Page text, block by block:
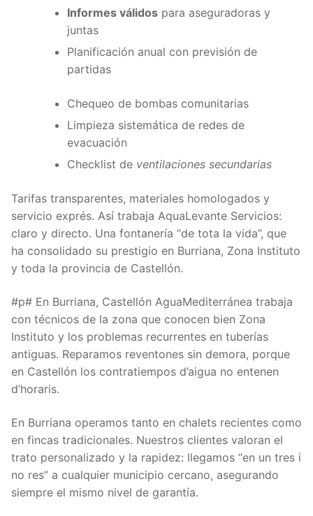
Informes válidos para aseguradoras y
juntas
Planificación anual con previsión de
partidas
Chequeo de bombas comunitarias
Limpieza sistemática de redes de
evacuación
Checklist de ventilaciones secundarias
Tarifas transparentes, materiales homologados y
servicio exprés. Así trabaja AquaLevante Servicios:
claro y directo. Una fontanería “de tota la vida”, que
ha consolidado su prestigio en Burriana, Zona Instituto
y toda la provincia de Castellón.
#p# En Burriana, Castellón AguaMediterránea trabaja
con técnicos de la zona que conocen bien Zona
Instituto y los problemas recurrentes en tuberías
antiguas. Reparamos reventones sin demora, porque
en Castellón los contratiempos d’aigua no entenen
d’horaris.
En Burriana operamos tanto en chalets recientes como
en fincas tradicionales. Nuestros clientes valoran el
trato personalizado y la rapidez: llegamos “en un tres i
no res” a cualquier municipio cercano, asegurando
siempre el mismo nivel de garantía.